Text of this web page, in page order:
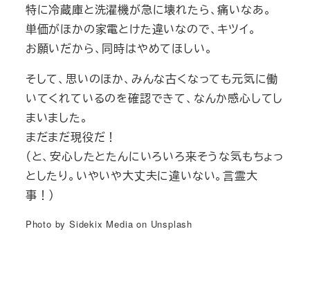
特に冷蔵庫と洗濯機が急に壊れたら、痛いなあ。
単価がほかの家電とけた違いなので、キツイ。
お願いだから、同時はやめてほしい。
そして、思いのほか、みんな古くなっても元気に働
いてくれているのを確認できて、なんか感心してし
まいました。
まだまだ現役だ！
（と、安心したとたんにいろいろ来そうな気もちょっ
としたり。いやいや大丈夫に違いない。言霊大
事！）
Photo by Sidekix Media on Unsplash